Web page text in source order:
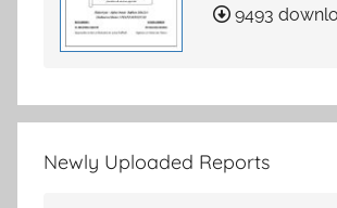
Agricoles
9493
Newly Uploaded Reports